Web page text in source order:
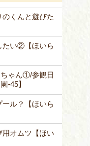
くんと遊びた
たい②【ほいら
ゃん①/参観日
-45】
ル？【ほいら
オムツ【ほい